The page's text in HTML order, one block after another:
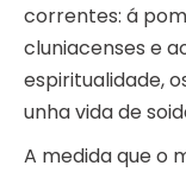
correntes: á
cluniacenses e
espiritualidade,
unha vida de
A medida que o